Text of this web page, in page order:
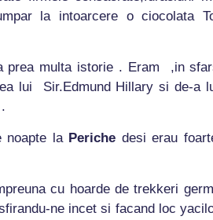
la intoarcere o ciocolata
prea multa istorie . Eram ,in
lui Sir.Edmund Hillary si de-a
noapte la Periche desi erau
cu hoarde de trekkeri
ne incet si facand loc